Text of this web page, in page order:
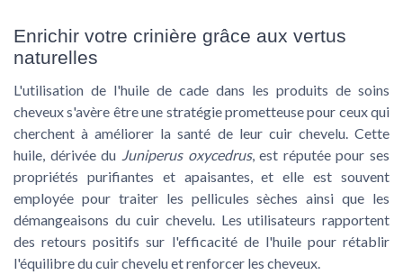
Enrichir votre crinière grâce aux vertus
naturelles
L'utilisation de l'huile de cade dans les produits de soins
cheveuxs'avère être une stratégie prometteuse pour ceux qui
cherchent à améliorer la santé de leur cuir chevelu. Cette
huile, dérivée du Juniperus oxycedrus, est réputée pour ses
propriétés purifiantes et apaisantes, et elle est souvent
employée pour traiter les pellicules sèches ainsi que les
démangeaisons ducuir chevelu. Les utilisateurs rapportent
desretours positifs sur l'efficacité de l'huile pour rétablir
l'équilibre du cuir chevelu et renforcer les cheveux.